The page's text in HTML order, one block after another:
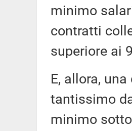
minimo
contratti
superiore ai
E, allora,
tantissimo
minimo